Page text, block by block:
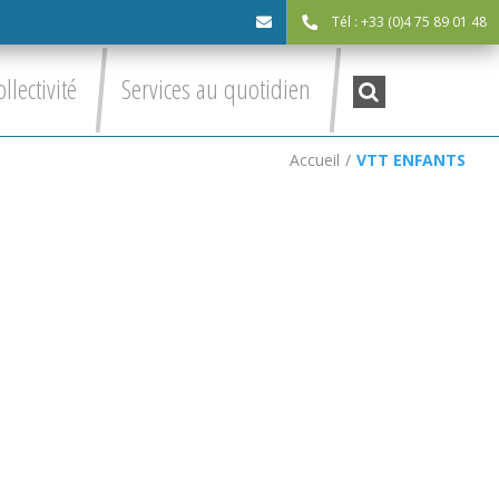
Tél : +33 (0)4 75 89 01 48
Services au quotidien Recherche
:
Accueil / VTT ENFANTS